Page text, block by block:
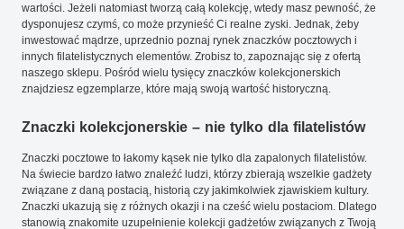
wartości. Jeżeli natomiast tworzą całą kolekcję, wtedy masz pewność, że
dysponujesz czymś, co może przynieść Ci realne zyski. Jednak, żeby
inwestować mądrze, uprzednio poznaj rynek znaczków pocztowych i
innych filatelistycznych elementów. Zrobisz to, zapoznając się z ofertą
naszego sklepu. Pośród wielu tysięcy znaczków kolekcjonerskich
znajdziesz egzemplarze, które mają swoją wartość historyczną.
Znaczki kolekcjonerskie – nie tylko dla filatelistów
Znaczki pocztowe to łakomy kąsek nie tylko dla zapalonych filatelistów.
Na świecie bardzo łatwo znaleźć ludzi, którzy zbierają wszelkie gadżety
związane z daną postacią, historią czy jakimkolwiek zjawiskiem kultury.
Znaczki ukazują się z różnych okazji i na cześć wielu postaciom. Dlatego
stanowią znakomite uzupełnienie kolekcji gadżetów związanych z Twoją